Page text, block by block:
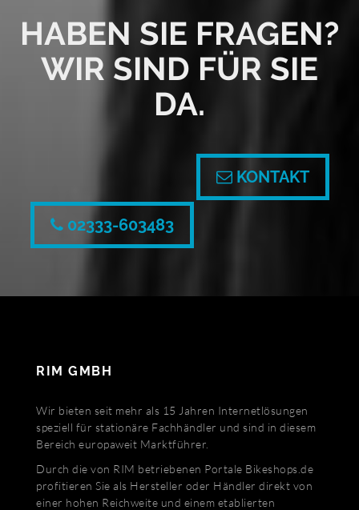
HABEN SIE FRAGEN?
WIR SIND FÜR SIE
DA.
02333-603483
KONTAKT
RIM GMBH
Wir bieten seit mehr als 15 Jahren Internetlösungen
speziell für stationäre Fachhändler und sind in diesem
Bereich europaweit Marktführer.
Durch die von RIM betriebenen Portale Bikeshops.de
profitieren Sie als Hersteller oder Händler direkt von
einer hohen Reichweite und einem etablierten